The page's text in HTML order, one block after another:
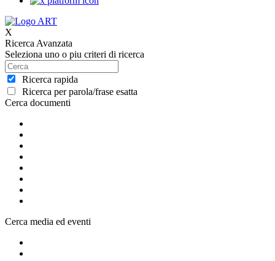
X
Ricerca Avanzata
Seleziona uno o piu criteri di ricerca
Ricerca rapida
Ricerca per parola/frase esatta
Cerca documenti
Cerca media ed eventi